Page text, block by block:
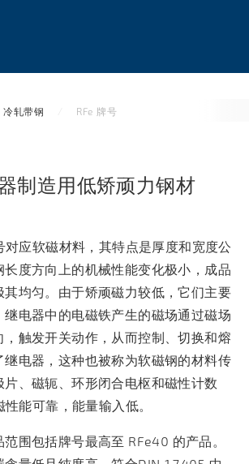
冷轧带钢 RFe 牌号
制造用低矫顽力钢材
对应软磁材料，其特点是厚度和宽度公
长度方向上的机械性能变化极小，成品
其均匀。由于矫顽磁力较低，它们主要
继电器中的电磁铁产生的磁场通过磁场
触发开关动作，从而控制、切换和熔
继电器，这种也被称为软磁钢的材料传
、磁轭、环形闭合电枢和磁性计数
能可靠，能量输入低。
围包括牌号最高至 RFe40 的产品。